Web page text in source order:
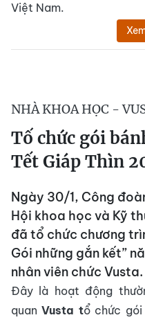
Việt Nam.
NHÀ KHOA HỌC -
Tố chức gói
Tết Giáp Thìn
Ngày 30/1, Công
Hội khoa học và Kỹ
đã tổ chức chương
Gói những gắn kết”
nhân viên chức Vusta.
Đây là hoạt động
quanVusta tổ chức gói